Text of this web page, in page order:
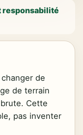
responsabilité
de
de terrain
Cette
pas inventer